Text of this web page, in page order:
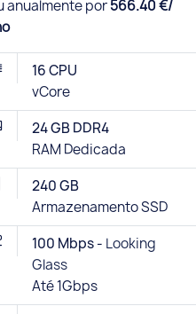
anualmente por566.40 €/
16 CPU
vCore
24 GB DDR4
RAM Dedicada
240 GB
Armazenamento SSD
100 Mbps - Looking
Glass
Até 1Gbps